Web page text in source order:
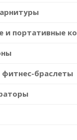
и портативные
браслеты